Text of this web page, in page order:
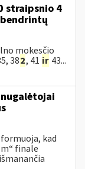
straipsnio 4
mokesčio
382, 41 ir 43...
kad
finale